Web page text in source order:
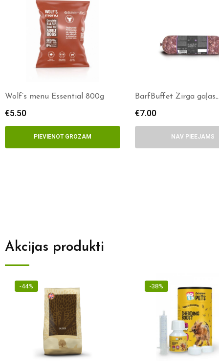
Wolf’s menu Essential 800g
€5.50
PIEVIENOT GROZAM
BarfBuffet Zirga gaļas
€7.00
NAV PIEEJAMS
Akcijas produkti
-44% -38%